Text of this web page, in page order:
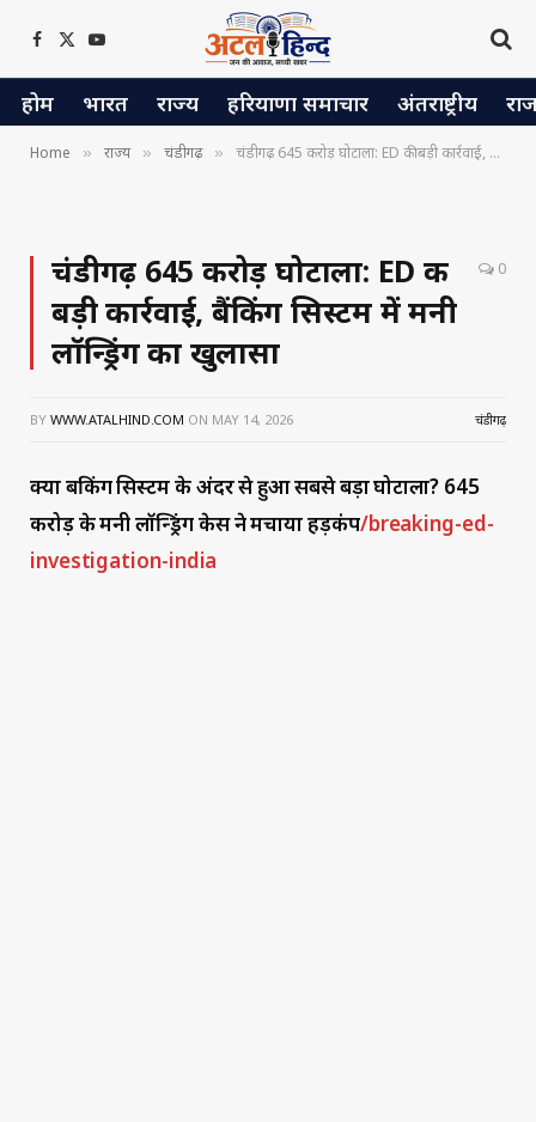
Facebook
X
(Twitter)
YouTube
होम भारत राज्य हरियाणा समाचार अंतराष्ट्रीय
Home » राज्य » चंडीगढ़ » चंडीगढ़ 645 करोड़ घोटाला: ED की बड़ी कार्रवाई, बैंकिंग सिस्टम में मनी लॉन्ड्रिंग का खुलासा
चंडीगढ़ 645 करोड़ घोटाला: ED की
बड़ी कार्रवाई, बैंकिंग सिस्टम में मनी
लॉन्ड्रिंग का खुलासा
0
BY WWW.ATALHIND.COM ON MAY 14, 2026 चंडीगढ़
क्या बैंकिंग सिस्टम के अंदर से हुआ सबसे बड़ा घोटाला? 645
करोड़ के मनी लॉन्ड्रिंग केस ने मचाया हड़कंप/breaking-ed-
investigation-india